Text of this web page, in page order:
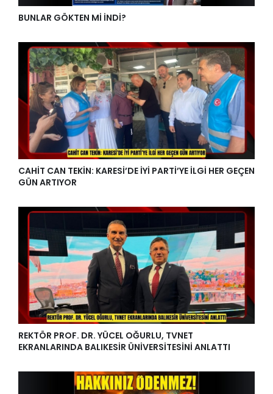
BUNLAR GÖKTEN Mİ İNDİ?
CAHİT CAN TEKİN: KARESİ’DE İYİ PARTİ’YE İLGİ HER GEÇEN
GÜN ARTIYOR
REKTÖR PROF. DR. YÜCEL OĞURLU, TVNET
EKRANLARINDA BALIKESİR ÜNİVERSİTESİNİ ANLATTI